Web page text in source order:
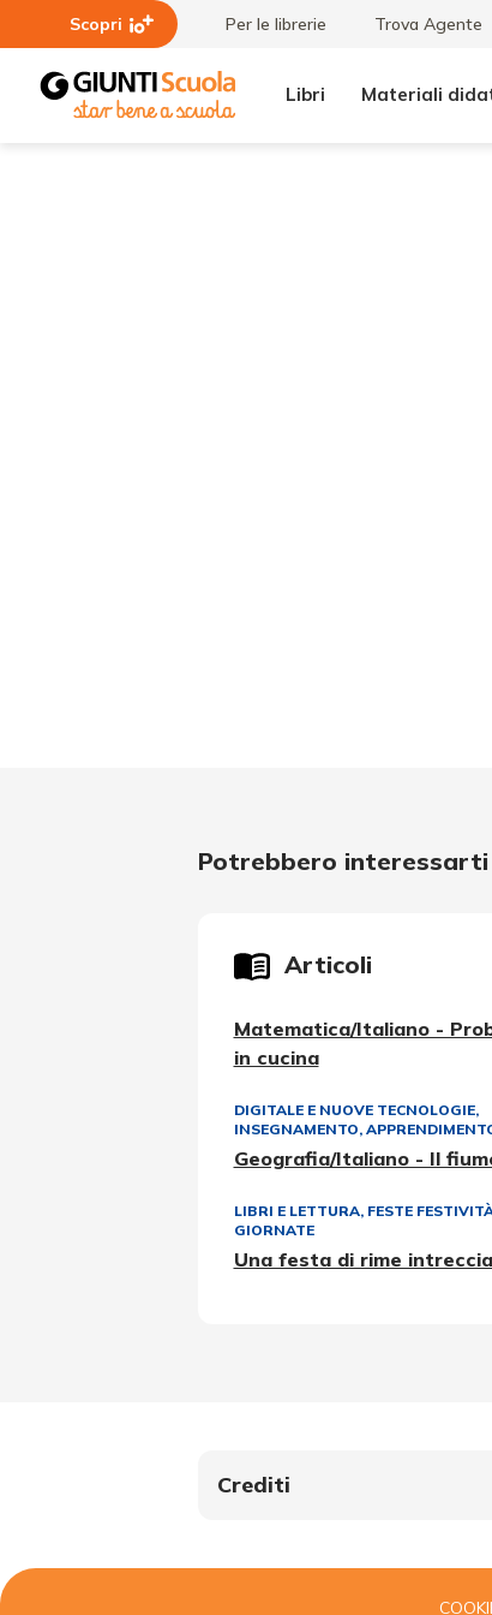
Scopri Per le librerie Trova Agente
Libri Materiali
Potrebbero interessarti
Articoli
Matematica/Italiano -
in cucina
DIGITALE E NUOVE TECNOLOGIE,
INSEGNAMENTO,
Geografia/Italiano - Il
LIBRI E LETTURA, FESTE
GIORNATE
Una festa di rime
Crediti